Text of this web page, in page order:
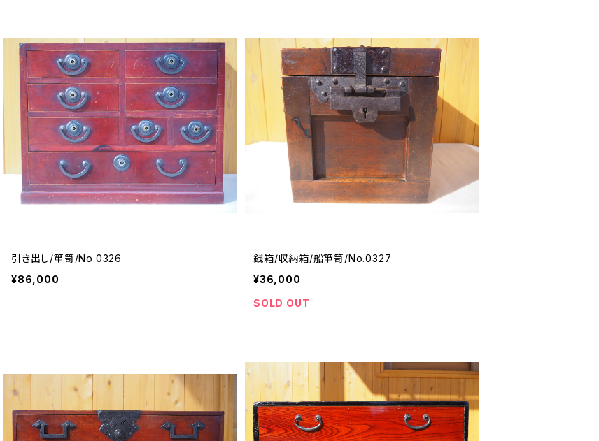
引き出し/箪笥/No.0326
¥86,000
銭箱/収納箱/船箪笥/No.0327
¥36,000
SOLD OUT